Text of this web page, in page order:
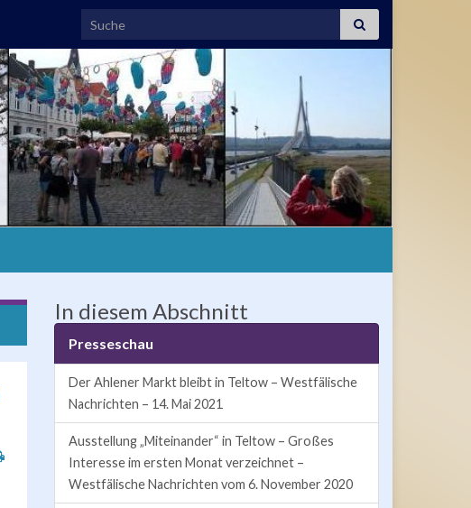
Search for:
In diesem Abschnitt
Presseschau
Der Ahlener Markt bleibt in Teltow – Westfälische
Nachrichten – 14. Mai 2021
Ausstellung „Miteinander“ in Teltow – Großes
Interesse im ersten Monat verzeichnet –
Westfälische Nachrichten vom 6. November 2020